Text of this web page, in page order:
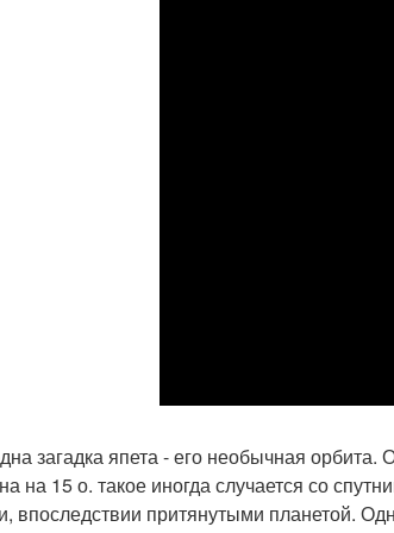
загадка япета - его необычная орбита.
на 15 о. такое иногда случается со
впоследствии притянутыми планетой.